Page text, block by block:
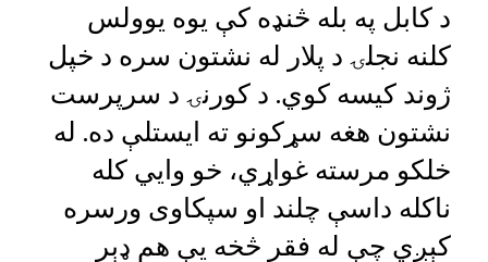
د کابل په بله څنډه کې یوه یوولس
کلنه نجلۍ د پلار له نشتون سره د خپل
ژوند کیسه کوي. د کورنۍ د سرپرست
نشتون هغه سړکونو ته ایستلې ده. له
خلکو مرسته غواړي، خو وایي کله
ناکله داسې چلند او سپکاوی ورسره
کېږي چې له فقر څخه یې هم ډېر